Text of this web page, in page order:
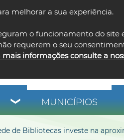
melhorar a sua experiência.
o funcionamento do site
requerem o seu
mais informações consulte a
MUNICÍPIOS
de Bibliotecas investe na